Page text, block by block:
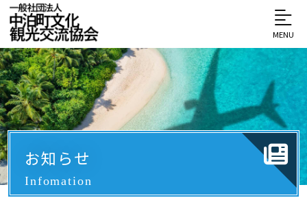
MENU
お知らせ
Infomation